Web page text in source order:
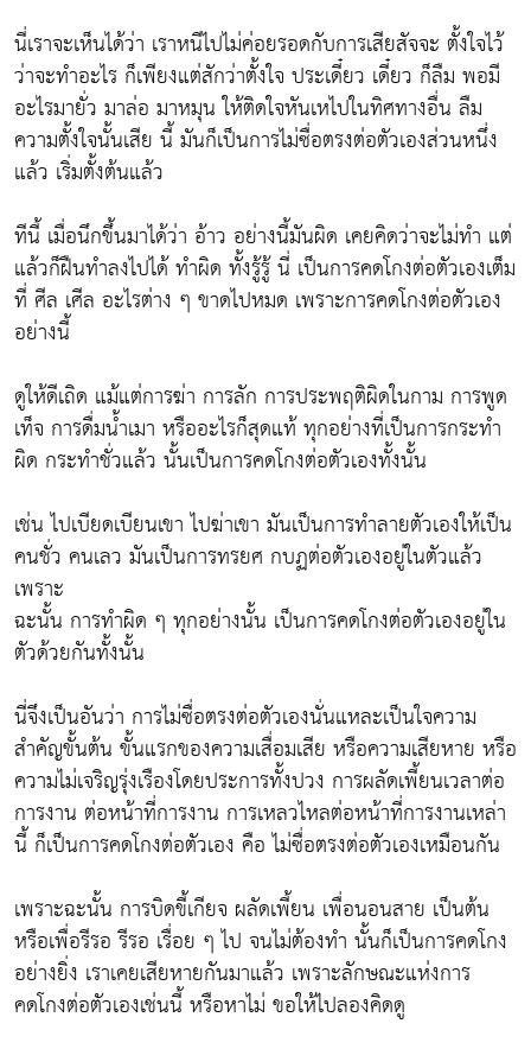
นี่เราจะเห็นได้ว่า เราหนีไปไม่ค่อยรอดกับการเสียสัจจะ ตั้งใจไว้
ว่าจะทำอะไร ก็เพียงแต่สักว่าตั้งใจ ประเดี๋ยว เดี๋ยว ก็ลืม พอมี
อะไรมายั่ว มาล่อ มาหมุน ให้ติดใจหันเหไปในทิศทางอื่น ลืม
ความตั้งใจนั้นเสีย นี้ มันก็เป็นการไม่ซื่อตรงต่อตัวเองส่วนหนึ่ง
แล้ว เริ่มตั้งต้นแล้ว
ทีนี้ เมื่อนึกขึ้นมาได้ว่า อ้าว อย่างนี้มันผิด เคยคิดว่าจะไม่ทำ แต่
แล้วก็ฝืนทำลงไปได้ ทำผิด ทั้งรู้รู้ นี่ เป็นการคดโกงต่อตัวเองเต็ม
ที่ ศีล เศีล อะไรต่าง ๆ ขาดไปหมด เพราะการคดโกงต่อตัวเอง
อย่างนี้
ดูให้ดีเถิด แม้แต่การฆ่า การลัก การประพฤติผิดในกาม การพูด
เท็จ การดื่มน้ำเมา หรืออะไรก็สุดแท้ ทุกอย่างที่เป็นการกระทำ
ผิด กระทำชั่วแล้ว นั้นเป็นการคดโกงต่อตัวเองทั้งนั้น
เช่น ไปเบียดเบียนเขา ไปฆ่าเขา มันเป็นการทำลายตัวเองให้เป็น
คนชั่ว คนเลว มันเป็นการทรยศ กบฏต่อตัวเองอยู่ในตัวแล้ว
เพราะ
ฉะนั้น การทำผิด ๆ ทุกอย่างนั้น เป็นการคดโกงต่อตัวเองอยู่ใน
ตัวด้วยกันทั้งนั้น
นี่จึงเป็นอันว่า การไม่ซื่อตรงต่อตัวเองนั่นแหละเป็นใจความ
สำคัญขั้นต้น ขั้นแรกของความเสื่อมเสีย หรือความเสียหาย หรือ
ความไม่เจริญรุ่งเรืองโดยประการทั้งปวง การผลัดเพี้ยนเวลาต่อ
การงาน ต่อหน้าที่การงาน การเหลวไหลต่อหน้าที่การงานเหล่า
นี้ ก็เป็นการคดโกงต่อตัวเอง คือ ไม่ซื่อตรงต่อตัวเองเหมือนกัน
เพราะฉะนั้น การบิดขี้เกียจ ผลัดเพี้ยน เพื่อนอนสาย เป็นต้น
หรือเพื่อรีรอ รีรอ เรื่อย ๆ ไป จนไม่ต้องทำ นั้นก็เป็นการคดโกง
อย่างยิ่ง เราเคยเสียหายกันมาแล้ว เพราะลักษณะแห่งการ
คดโกงต่อตัวเองเช่นนี้ หรือหาไม่ ขอให้ไปลองคิดดู